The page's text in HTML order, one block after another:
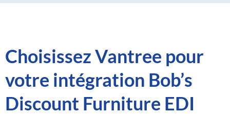
Choisissez Vantree pour
votre intégration Bob’s
Discount Furniture EDI